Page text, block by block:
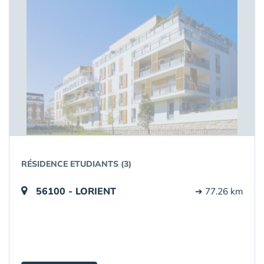
RÉSIDENCE ETUDIANTS (3)
56100 - LORIENT ➔ 77.26 km